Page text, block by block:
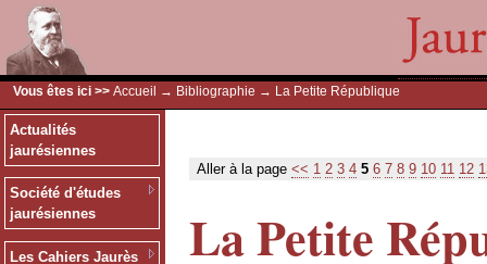
Vous êtes ici >> Accueil → Bibliographie → La Petite République
Actualités
jaurésiennes
Société d'études
jaurésiennes
Les Cahiers Jaurès
Aller à la page << 1 2 3 4 5 6 7 8 9 10 11 12
La Petite